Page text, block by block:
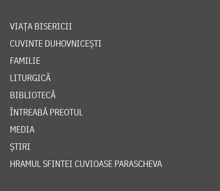
VIAȚA BISERICII
CUVINTE DUHOVNICEȘTI
FAMILIE
LITURGICĂ
BIBLIOTECĂ
ÎNTREABĂ PREOTUL
MEDIA
ȘTIRI
HRAMUL SFINTEI CUVIOASE PARASCHEVA